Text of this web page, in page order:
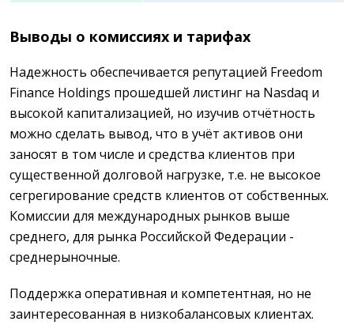
Выводы о комиссиях и тарифах
Надежность обеспечивается репутацией Freedom
Finance Holdings прошедшей листинг на Nasdaq и
высокой капитализацией, но изучив отчётность
можно сделать вывод, что в учёт активов они
заносят в том числе и средства клиентов при
существенной долговой нагрузке, т.е. не высокое
сегрегирование средств клиентов от собственных.
Комиссии для международных рынков выше
среднего, для рынка Российской Федерации -
среднерыночные.
Поддержка оперативная и компетентная, но не
заинтересованная в низкобалансовых клиентах.